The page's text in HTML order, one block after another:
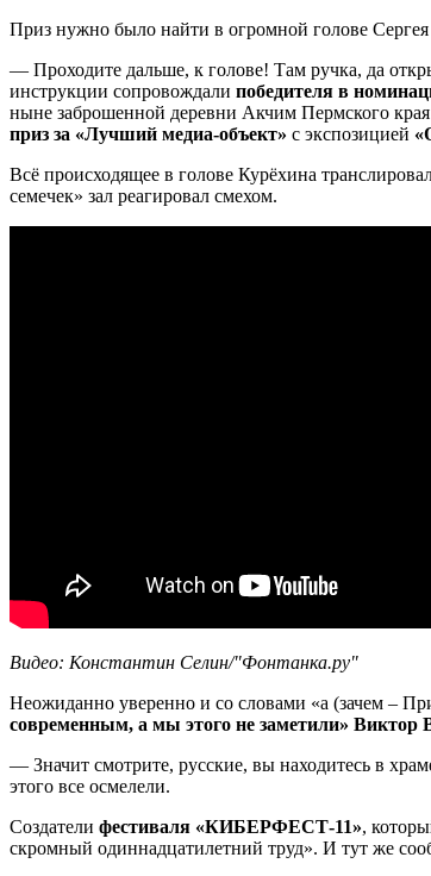
Приз нужно было найти в огромной голове
— Проходите дальше, к голове! Там ручка, да
инструкции сопровождали победителя в
ныне заброшенной деревни Акчим Пермского
приз за «Лучший медиа-объект» с экспозицией
Всё происходящее в голове Курёхина
семечек» зал реагировал смехом.
Видео: Константин Селин/"Фонтанка.ру"
Неожиданно уверенно и со словами «а (зачем –
современным, а мы этого не заметили» Виктор
— Значит смотрите, русские, вы находитесь в
этого все осмелели.
Создатели фестиваля «КИБЕРФЕСТ-11»,
скромный одиннадцатилетний труд». И тут же